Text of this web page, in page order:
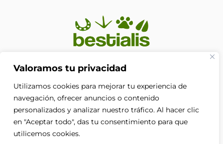
Valoramos tu privacidad
Utilizamos cookies para mejorar tu experiencia de
navegación, ofrecer anuncios o contenido
personalizados y analizar nuestro tráfico. Al hacer clic
en "Aceptar todo", das tu consentimiento para que
utilicemos cookies.
En Bestialis unimos calidad, confianza y pasión por los
merecen. Porque su bienestar no es solo nuestra
prioridad, es nuestra razón de ser.
F
a
c